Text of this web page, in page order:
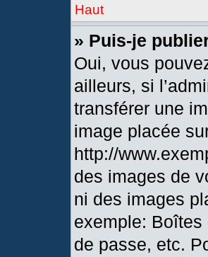
Haut
» Puis-je
Oui, vous
ailleurs, si
transférer une
image placée
http://
des images de
ni des images
exemple: Boîtes
de passe, etc.